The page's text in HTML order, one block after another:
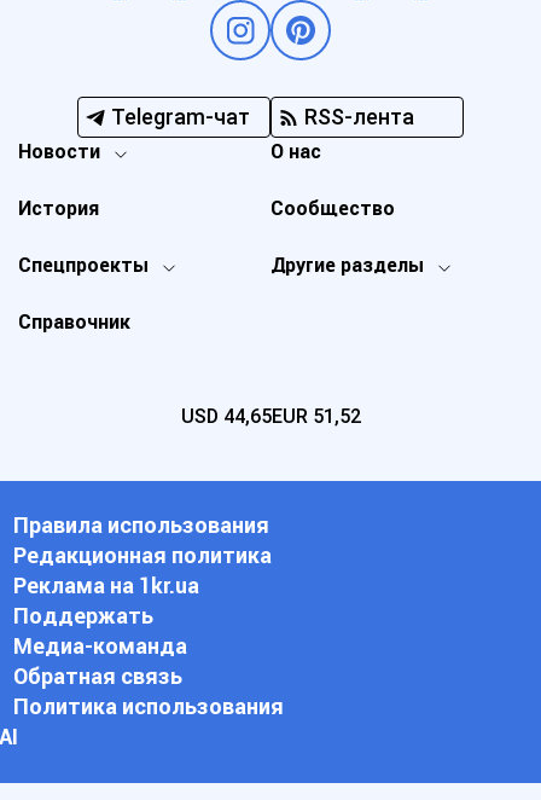
Telegram-чат RSS-лента
Новости
Спецпроекты Другие разделы
История
О нас
Справочник
Сообщество
USD 44,65EUR 51,52
Правила использования
Редакционная политика
Реклама на 1kr.ua
Поддержать
Медиа-команда
Обратная связь
Политика использования
АI